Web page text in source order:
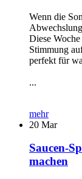
Wenn die
Diese
Stimmung
perfekt für
...
mehr
20 Mar
Saucen-
machen